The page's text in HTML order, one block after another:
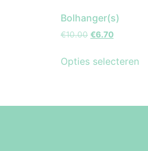
Bolhanger(s)
€10.00 €6.70
Opties selecteren